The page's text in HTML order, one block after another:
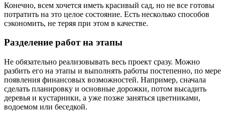
Конечно, всем хочется иметь красивый сад, но не все готовы
потратить на это целое состояние. Есть несколько способов
сэкономить, не теряя при этом в качестве.
Разделение работ на этапы
Не обязательно реализовывать весь проект сразу. Можно
разбить его на этапы и выполнять работы постепенно, по мере
появления финансовых возможностей. Например, сначала
сделать планировку и основные дорожки, потом высадить
деревья и кустарники, а уже позже заняться цветниками,
водоемом или беседкой.